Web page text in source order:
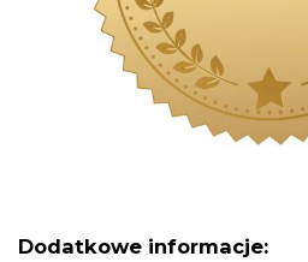
Dodatkowe informacje: